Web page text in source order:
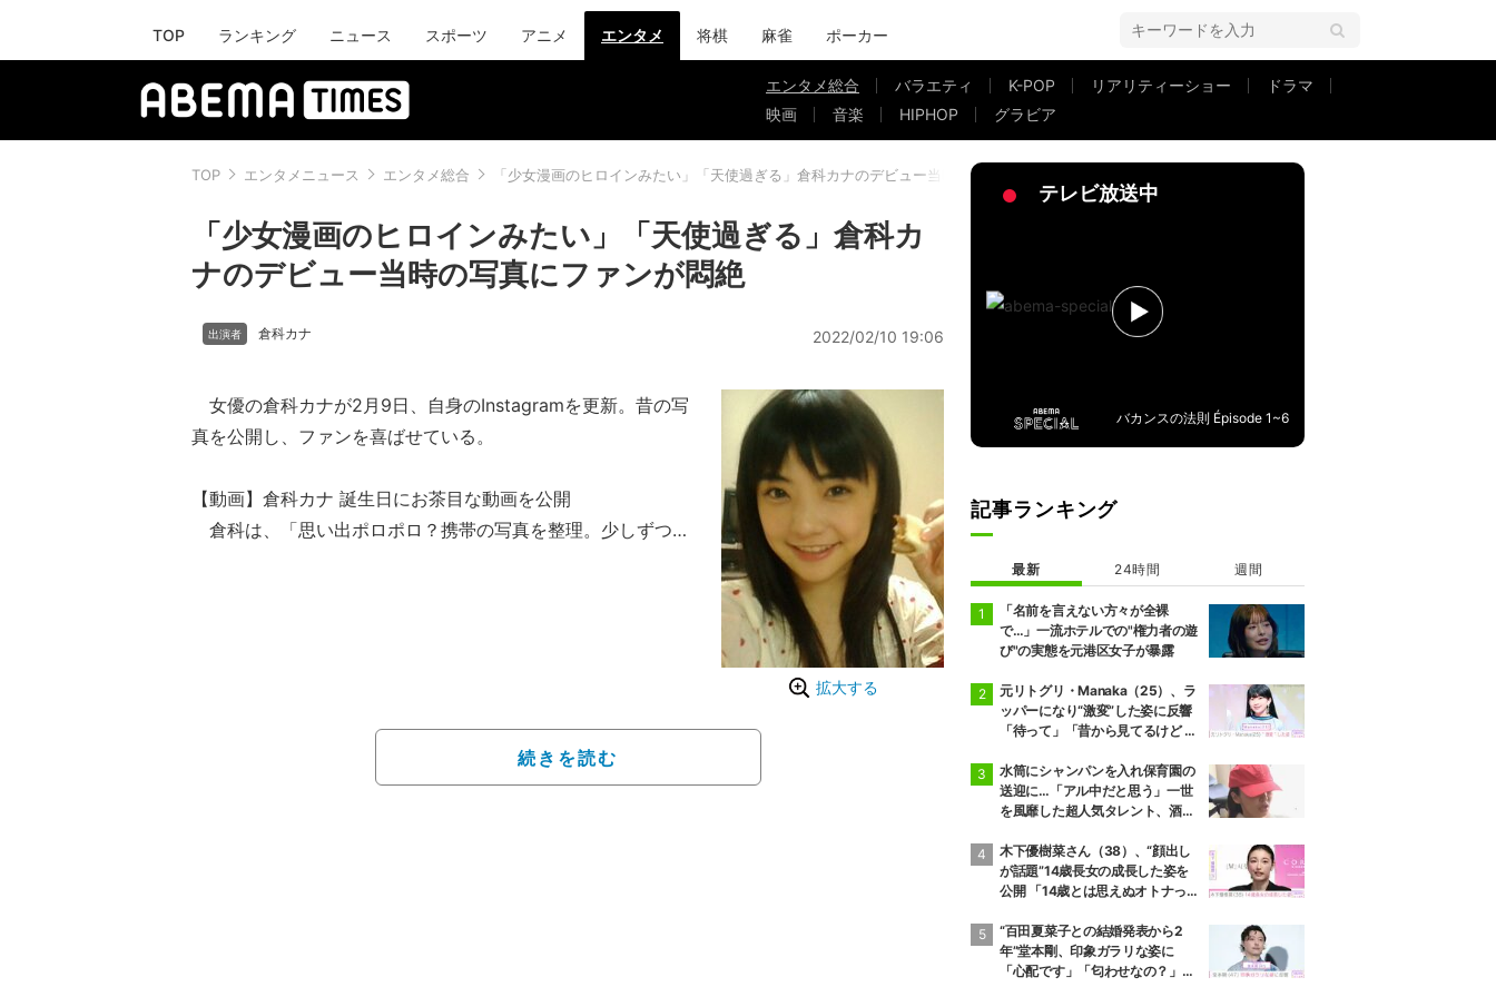
TOP ランキング ニュース スポーツ アニメ エンタメ 将棋 麻雀 ポーカー
エンタメ総合 バラエティ K-POP リアリティーショー
ドラマ
映画
音楽 HIPHOP グラビア
TOP エンタメニュース エンタメ総合 「少女漫画のヒロインみたい」「天使過ぎる」倉科カナのデビュー当時の写真にファンが悶絶
「少女漫画のヒロインみたい」「天使過ぎる」倉科カ
ナのデビュー当時の写真にファンが悶絶
倉科カナ 2022/02/10 19:06
拡大する
女優の倉科カナが2月9日、自身のInstagramを更新。昔の写
真を公開し、ファンを喜ばせている。
【動画】倉科カナ 誕生日にお茶目な動画を公開
倉科は、「思い出ポロポロ？携帯の写真を整理。少しずつ消
続きを読む
テレビ放送中
バカンスの法則 Épisode 1~6
記事ランキング
最新 24時間 週間
「名前を言えない方々が全裸
で…」一流ホテルでの"権力者の遊
び"の実態を元港区女子が暴露
元リトグリ・Manaka（25）、ラ
ッパーになり“激変”した姿に反響
「待って」「昔から見てるけど 最
水筒にシャンパンを入れ保育園の
送迎に…「アル中だと思う」一世
を風靡した超人気タレント、酒漬
木下優樹菜さん（38）、“顔出し
が話題”14歳長女の成長した姿を
公開 「14歳とは思えぬオトナっぽ
ぎる」など反響
“百田夏菜子との結婚発表から2
年”堂本剛、印象ガラリな姿に
「心配です」「匂わせなの？」な